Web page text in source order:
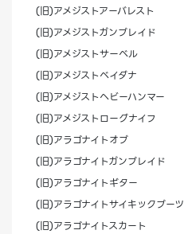
(旧)アメジストアーバレスト
(旧)アメジストガンブレイド
(旧)アメジストサーベル
(旧)アメジストベイダナ
(旧)アメジストヘビーハンマー
(旧)アメジストローグナイフ
(旧)アラゴナイトオブ
(旧)アラゴナイトガンブレイド
(旧)アラゴナイトギター
(旧)アラゴナイトサイキックブーツ
(旧)アラゴナイトスカート